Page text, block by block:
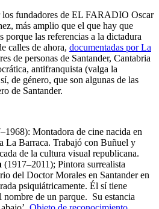
los fundadores de EL FARADIO Oscar
más amplio que el que hay que
porque las referencias a la dictadura
calles de ahora, documentadas por La
de personas de Santander, Cantabria
antifranquista (valga la
de género, que son algunas de las
de Santander.
Montadora de cine nacida en
La Barraca. Trabajó con Buñuel y
de la cultura visual republicana.
(1917–2011); Pintora surrealista
del Doctor Morales en Santander en
psiquiátricamente. Él sí tiene
de un parque. Su estancia